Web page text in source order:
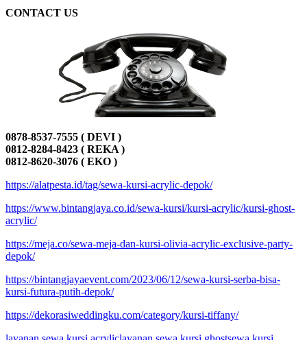
CONTACT US
0878-8537-7555 ( DEVI )
0812-8284-8423 ( REKA )
0812-8620-3076 ( EKO )
https://alatpesta.id/tag/sewa-kursi-acrylic-depok/
https://www.bintangjaya.co.id/sewa-kursi/kursi-acrylic/kursi-ghost-
acrylic/
https://meja.co/sewa-meja-dan-kursi-olivia-acrylic-exclusive-party-
depok/
https://bintangjayaevent.com/2023/06/12/sewa-kursi-serba-bisa-
kursi-futura-putih-depok/
https://dekorasiweddingku.com/category/kursi-tiffany/